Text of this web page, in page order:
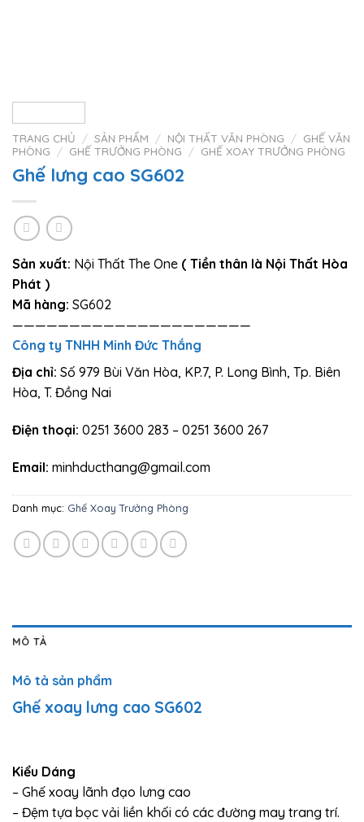
TRANG CHỦ / SẢN PHẨM / NỘI THẤT VĂN PHÒNG / GHẾ VĂN
PHÒNG / GHẾ TRƯỞNG PHÒNG / GHẾ XOAY TRƯỞNG PHÒNG
Ghế lưng cao SG602
Sản xuất: Nội Thất The One ( Tiền thân là Nội Thất Hòa
Phát )
Mã hàng: SG602
—————————————————————
Công ty TNHH Minh Đức Thắng
Địa chỉ: Số 979 Bùi Văn Hòa, KP.7, P. Long Bình, Tp. Biên
Hòa, T. Đồng Nai
Điện thoại: 0251 3600 283 – 0251 3600 267
Email: minhducthang@gmail.com
Danh mục: Ghế Xoay Trưởng Phòng
MÔ TẢ
Mô tả sản phẩm
Ghế xoay lưng cao SG602
Kiểu Dáng
– Ghế xoay lãnh đạo lưng cao
– Đệm tựa bọc vải liền khối có các đường may trang trí.